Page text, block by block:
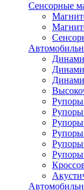
Сенсорные